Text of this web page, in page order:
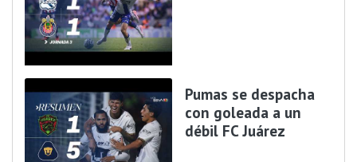
Pumas se despacha
con goleada a un
débil FC Juárez